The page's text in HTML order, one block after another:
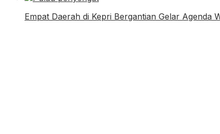
Empat Daerah di Kepri Bergantian Gelar Agenda